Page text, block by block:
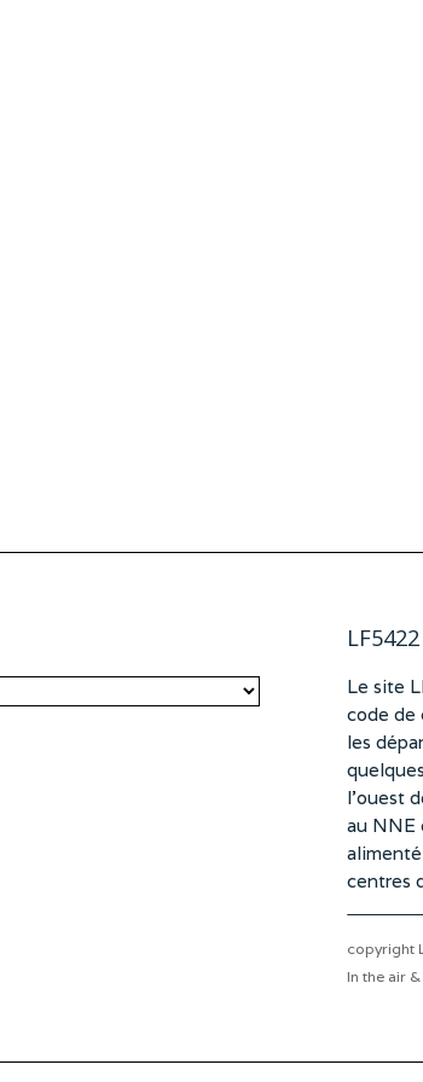
LF5422
Le site
code de
les
l’ouest
au NNE
centres
copyright
In the air